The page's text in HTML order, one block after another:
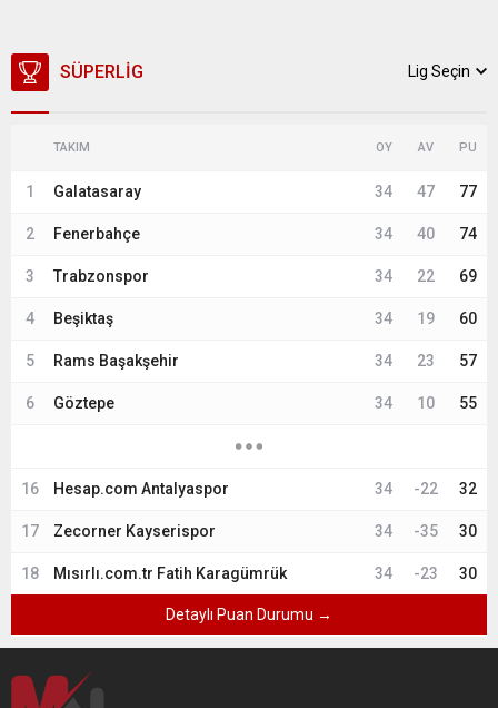
SÜPERLIG Lig Seçin
TAKIM OY AV PU
1 Galatasaray 34 47 77
2 Fenerbahçe 34 40 74
3 Trabzonspor 34 22 69
4 Beşiktaş 34 19 60
5 Rams Başakşehir 34 23 57
6 Göztepe 34 10 55
16 Hesap.com Antalyaspor 34 -22 32
17 Zecorner Kayserispor 34 -35 30
18 Mısırlı.com.tr Fatih Karagümrük 34 -23 30
Detaylı Puan Durumu →